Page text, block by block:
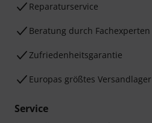
Reparaturservice
Beratung durch Fachexperten
Zufriedenheitsgarantie
Europas größtes Versandlager
Service